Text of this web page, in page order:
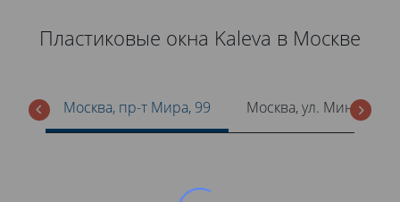
Пластиковые окна Kaleva в Москве
Москва, пр-т Мира, 99 Москва, ул. Минская,